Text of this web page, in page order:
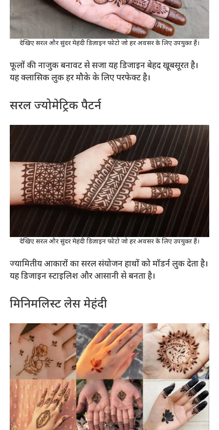
देखिए सरल और सुंदर मेहंदी डिज़ाइन फोटो जो हर अवसर के लिए उपयुक्त हैं।
फूलों की नाजुक बनावट से सजा यह डिजाइन बेहद खूबसूरत है।
यह क्लासिक लुक हर मौके के लिए परफेक्ट है।
सरल ज्योमेट्रिक पैटर्न
देखिए सरल और सुंदर मेहंदी डिज़ाइन फोटो जो हर अवसर के लिए उपयुक्त हैं।
ज्यामितीय आकारों का सरल संयोजन हाथों को मॉडर्न लुक देता है।
यह डिजाइन स्टाइलिश और आसानी से बनता है।
मिनिमलिस्ट लेस मेहंदी